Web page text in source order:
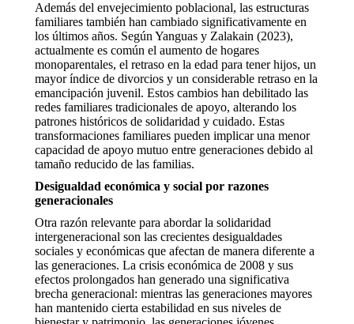
Además del envejecimiento poblacional, las estructuras
familiares también han cambiado significativamente en
los últimos años. Según Yanguas y Zalakain (2023),
actualmente es común el aumento de hogares
monoparentales, el retraso en la edad para tener hijos, un
mayor índice de divorcios y un considerable retraso en la
emancipación juvenil. Estos cambios han debilitado las
redes familiares tradicionales de apoyo, alterando los
patrones históricos de solidaridad y cuidado. Estas
transformaciones familiares pueden implicar una menor
capacidad de apoyo mutuo entre generaciones debido al
tamaño reducido de las familias.
Desigualdad económica y social por razones
generacionales
Otra razón relevante para abordar la solidaridad
intergeneracional son las crecientes desigualdades
sociales y económicas que afectan de manera diferente a
las generaciones. La crisis económica de 2008 y sus
efectos prolongados han generado una significativa
brecha generacional: mientras las generaciones mayores
han mantenido cierta estabilidad en sus niveles de